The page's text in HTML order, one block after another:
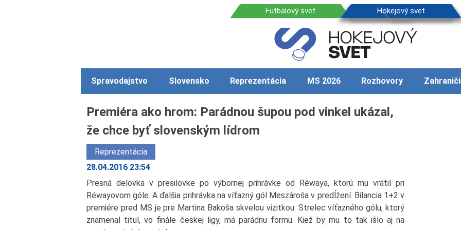
Spravodajstvo Slovensko Reprezentácia MS 2026 Rozhovory
Premiéra ako hrom: Parádnou šupou pod vinkel ukázal,
že chce byť slovenským lídrom
Reprezentácia
28.04.2016 23:54
Presná delovka v presilovke po výbornej prihrávke od Réwaya, ktorú mu vrátil pri
Réwayovom góle. A ďalšia prihrávka na víťazný gól Meszároša v predĺžení. Bilancia 1+2 v
premiére pred MS je pre Martina Bakoša skvelou vizitkou. Strelec víťazného gólu, ktorý
znamenal titul, vo finále českej ligy, má parádnu formu. Kiež by mu to tak išlo aj na